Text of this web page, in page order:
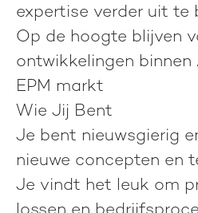
expertise verder uit te
Op de hoogte blijven
ontwikkelingen binnen
EPM markt
Wie Jij Bent
Je bent nieuwsgierig
nieuwe concepten en
Je vindt het leuk om